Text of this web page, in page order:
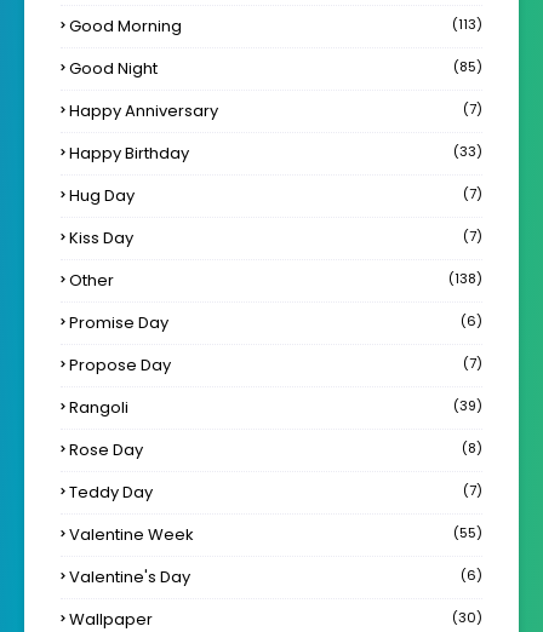
Good Morning (113)
Good Night (85)
Happy Anniversary (7)
Happy Birthday (33)
Hug Day (7)
Kiss Day (7)
Other (138)
Promise Day (6)
Propose Day (7)
Rangoli (39)
Rose Day (8)
Teddy Day (7)
Valentine Week (55)
Valentine's Day (6)
Wallpaper (30)